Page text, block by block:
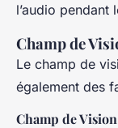
l’audio pendant
Champ de
Le champ de
également des
Champ de Vision